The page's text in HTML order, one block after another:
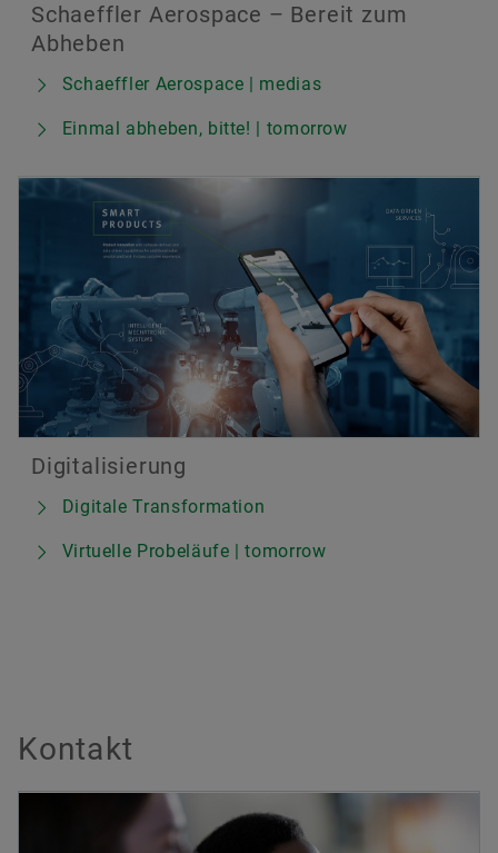
Schaeffler Aerospace – Bereit zum
Abheben
Schaeffler Aerospace | medias
Einmal abheben, bitte! | tomorrow
Digitalisierung
Digitale Transformation
Virtuelle Probeläufe | tomorrow
Kontakt